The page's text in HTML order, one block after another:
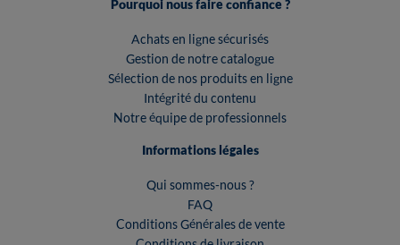
Pourquoi nous faire confiance ?
Achats en ligne sécurisés
Gestion de notre catalogue
Sélection de nos produits en ligne
Intégrité du contenu
Notre équipe de professionnels
Informations légales
Qui sommes-nous ?
FAQ
Conditions Générales de vente